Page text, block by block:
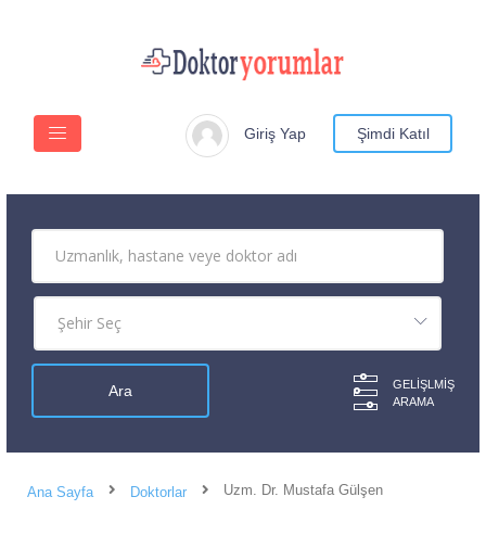
Giriş Yap Şimdi Katıl
GELIŞLMIŞ
ARAMA
Ana Sayfa Doktorlar Uzm. Dr. Mustafa Gülşen